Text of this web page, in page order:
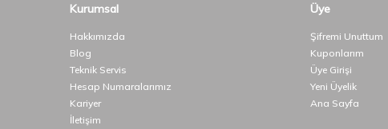
Kurumsal
Hakkımızda
Blog
Teknik Servis
Hesap Numaralarımız
Kariyer
İletişim
Üye
Şifremi Unuttum
Kuponlarım
Üye Girişi
Yeni Üyelik
Ana Sayfa